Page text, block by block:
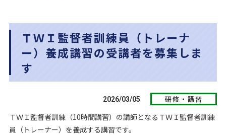
ＴＷＩ監督者訓練員（トレーナ
ー）養成講習の受講者を募集しま
す
2026/03/05 研修・講習
ＴＷＩ監督者訓練（10時間講習）の講師となるＴＷＩ監督者訓練
員（トレーナー）を養成する講習です。